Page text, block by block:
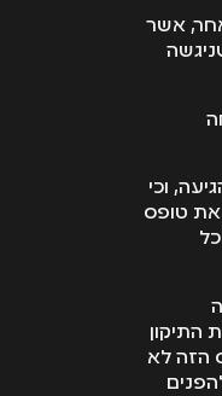
אשר
וכי
את טופס
התיקון
הזה לא